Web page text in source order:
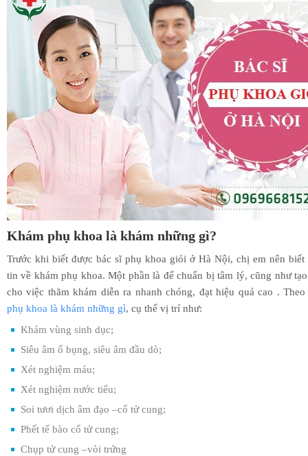
Khám phụ khoa là khám những gì?
Trước khi biết được bác sĩ phụ khoa giỏi ở Hà Nội, chị em nên biết
tin về khám phụ khoa. Một phần là để chuẩn bị tâm lý, cũng như
cho việc thăm khám diễn ra nhanh chóng, đạt hiệu quả cao .
phụ khoa là khám những gì, cụ thể vị trí như:
Khám vùng sinh dục;
Siêu âm ổ bụng, siêu âm đầu dò;
Xét nghiệm máu;
Xét nghiệm nước tiểu;
Soi tươi dịch âm đạo –cổ tử cung;
Phết tế bào cổ tử cung;
Chụp tử cung –vòi trứng